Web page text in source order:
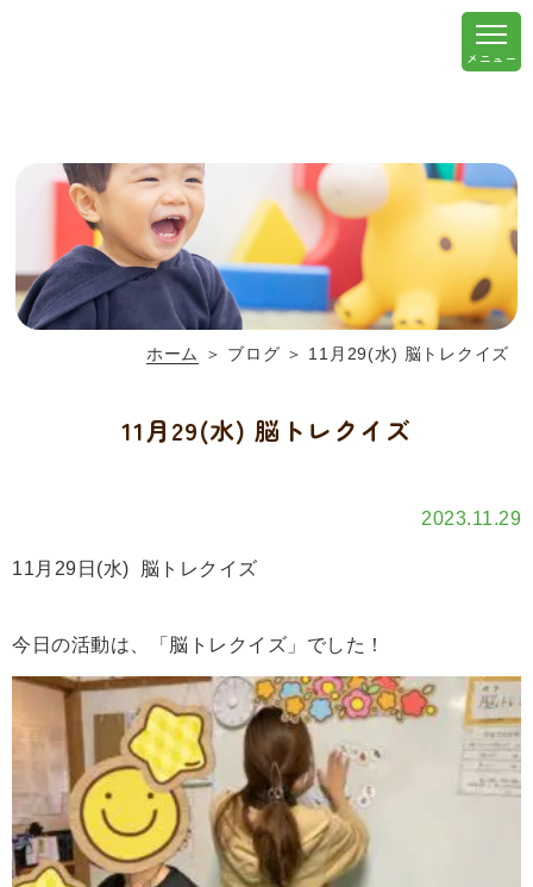
ホーム ＞ ブログ ＞ 11月29(水) 脳トレクイズ
11月29(水) 脳トレクイズ
2023.11.29
11月29日(水) 脳トレクイズ
今日の活動は、「脳トレクイズ」でした！